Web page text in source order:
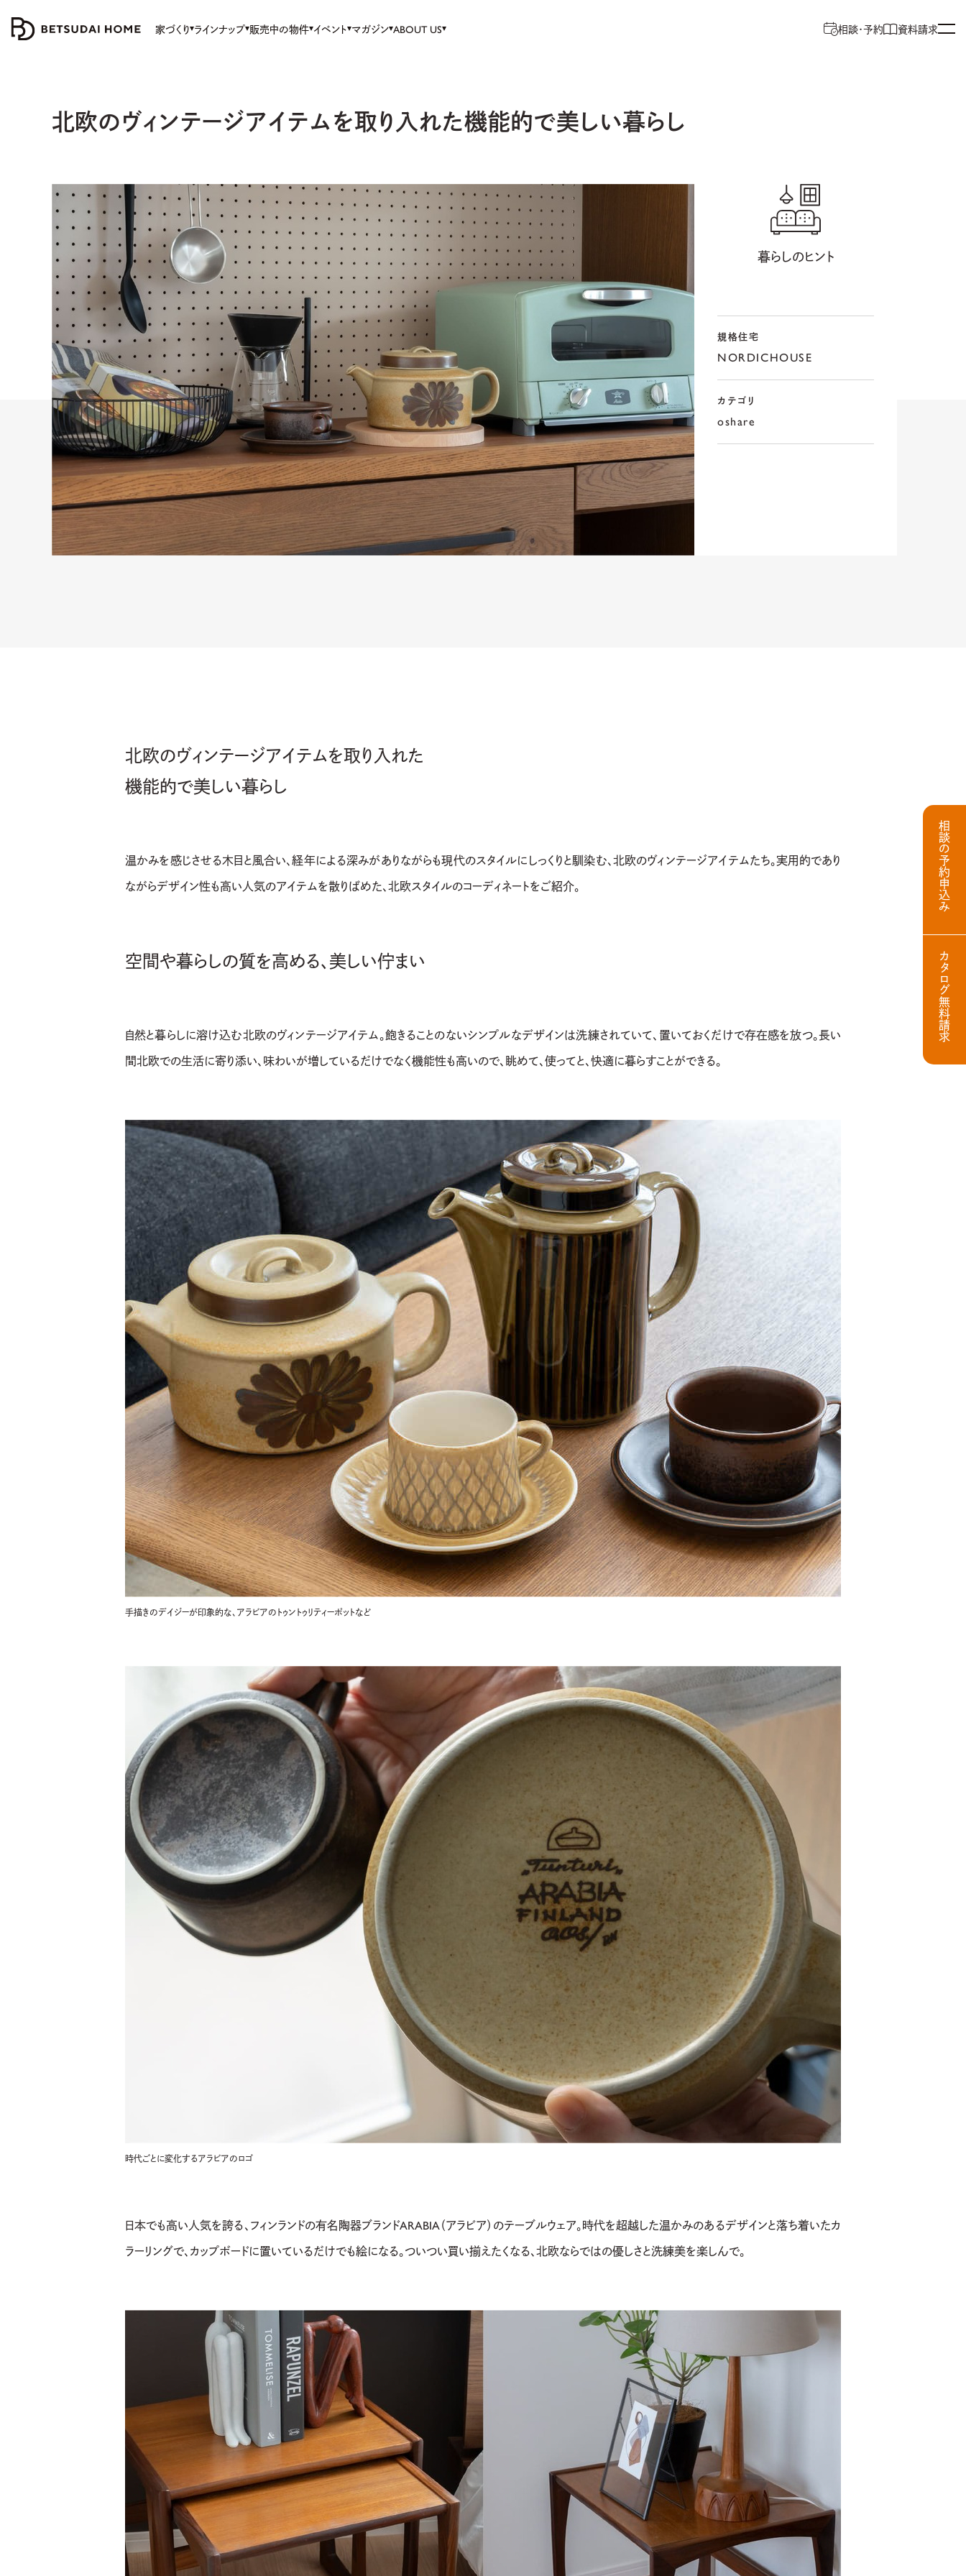
家づくり ラインナップ 販売中の物件 イベント マガジン ABOUT US 相談・予約 資料請求
北欧のヴィンテージアイテムを取り入れた機能的で美しい暮らし
暮らしのヒント
規格住宅
NORDICHOUSE
カテゴリ
oshare
北欧のヴィンテージアイテムを取り入れた
機能的で美しい暮らし
温かみを感じさせる木目と風合い、経年による深みがありながらも現代のスタイルにしっくりと馴染む、北欧のヴィンテージアイテムたち。実用的であり
ながらデザイン性も高い人気のアイテムを散りばめた、北欧スタイルのコーディネートをご紹介。
空間や暮らしの質を高める、美しい佇まい
自然と暮らしに溶け込む北欧のヴィンテージアイテム。飽きることのないシンプルなデザインは洗練されていて、置いておくだけで存在感を放つ。長い
間北欧での生活に寄り添い、味わいが増しているだけでなく機能性も高いので、眺めて、使ってと、快適に暮らすことができる。
手描きのデイジーが印象的な、アラビアのトゥントゥリティーポットなど
時代ごとに変化するアラビアのロゴ
日本でも高い人気を誇る、フィンランドの有名陶器ブランドARABIA（アラビア）のテーブルウェア。時代を超越した温かみのあるデザインと落ち着いたカ
ラーリングで、カップボードに置いているだけでも絵になる。ついつい買い揃えたくなる、北欧ならではの優しさと洗練美を楽しんで。
相談の予約申込み
カタログ無料請求